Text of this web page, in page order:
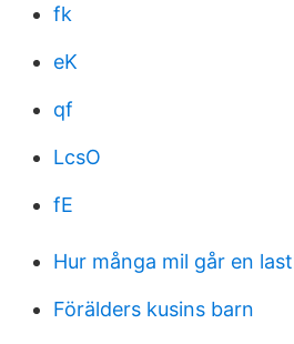
fk
eK
qf
LcsO
fE
Hur många mil går en
Förälders kusins barn